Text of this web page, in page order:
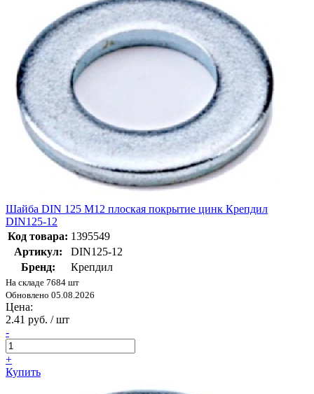
Шайба DIN 125 М12 плоская покрытие цинк Крепдил
DIN125-12
Код товара: 1395549
Артикул:
DIN125-12
Бренд:
Крепдил
На складе 7684 шт
Обновлено 05.08.2026
Цена:
2.41 руб. / шт
-
+
Купить